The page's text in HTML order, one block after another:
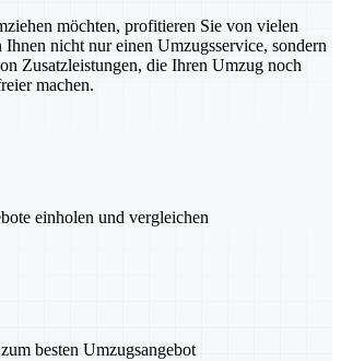
möchten, profitieren Sie von vielen
nicht nur einen Umzugsservice, sondern
Zusatzleistungen, die Ihren Umzug noch
machen.
einholen und vergleichen
besten Umzugsangebot